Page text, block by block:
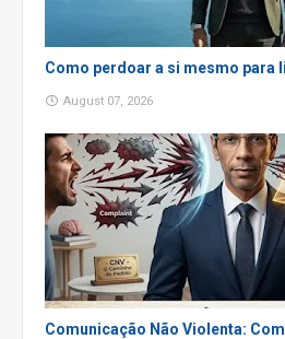
Como perdoar a si mesmo para
August 07, 2026
Comunicação Não Violenta: